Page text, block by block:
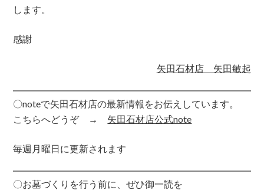
します。
感謝
矢田石材店 矢田敏起
〇noteで矢田石材店の最新情報をお伝えしています。
こちらへどうぞ → 矢田石材店公式note
毎週月曜日に更新されます
〇お墓づくりを行う前に、ぜひ御一読を